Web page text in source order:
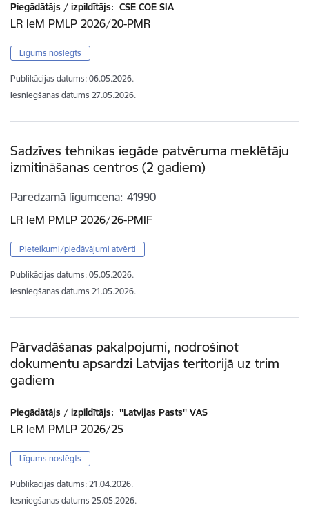
Piegādātājs / izpildītājs: CSE COE SIA
LR IeM PMLP 2026/20-PMR
Līgums noslēgts
Publikācijas datums: 06.05.2026.
Iesniegšanas datums 27.05.2026.
Sadzīves tehnikas iegāde patvēruma meklētāju
izmitināšanas centros (2 gadiem)
Paredzamā līgumcena 41990
LR IeM PMLP 2026/26-PMIF
Pieteikumi/piedāvājumi atvērti
Publikācijas datums: 05.05.2026.
Iesniegšanas datums 21.05.2026.
Pārvadāšanas pakalpojumi, nodrošinot
dokumentu apsardzi Latvijas teritorijā uz trim
gadiem
Piegādātājs / izpildītājs: ''Latvijas Pasts'' VAS
LR IeM PMLP 2026/25
Līgums noslēgts
Publikācijas datums: 21.04.2026.
Iesniegšanas datums 25.05.2026.